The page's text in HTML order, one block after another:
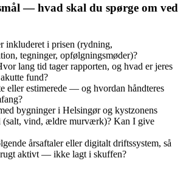
— hvad skal du spørge om ved
inkluderet i prisen (rydning,
tegninger, opfølgningsmøder)?
lang tid tager rapporten, og hvad er jeres
fund?
eller estimerede — og hvordan håndteres
bygninger i Helsingør og kystzonens
vind, ældre murværk)? Kan I give
årsaftaler eller digitalt driftssystem, så
aktivt — ikke lagt i skuffen?